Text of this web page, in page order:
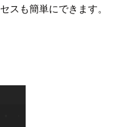
スも簡単にできます。